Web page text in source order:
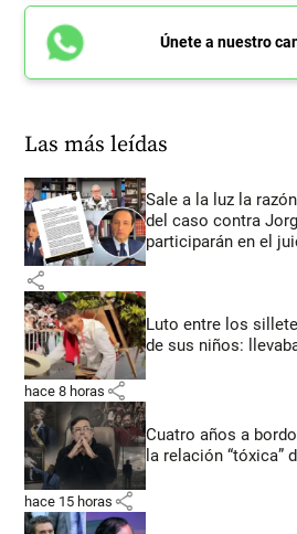
Únete a nuestro
Las más leídas
Sale a la luz la
del caso contra
participarán en el
share
Luto entre los
de sus niños:
hace 8 horas share
Cuatro años a
la relación “tóxica”
hace 15 horas share